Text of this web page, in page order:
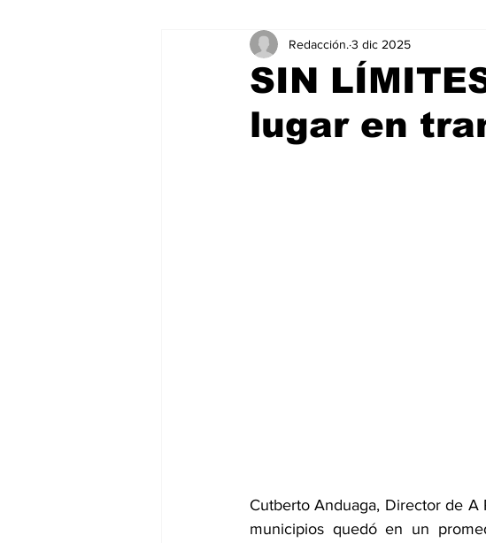
Educación Ciudad Salud
SIN
lugar en
Redacción. 3 dic 2025
Cutberto Anduaga, Director de
municipios quedó en un